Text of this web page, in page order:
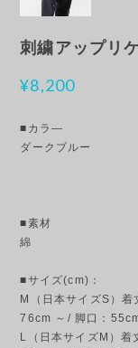
刺繍アップリ
¥8,200
■カラ―
ダークブルー
■素材
綿
■サイズ(cm)：
M（日本サイズS）
76cm ～/ 脚口：
L（日本サイズM）着